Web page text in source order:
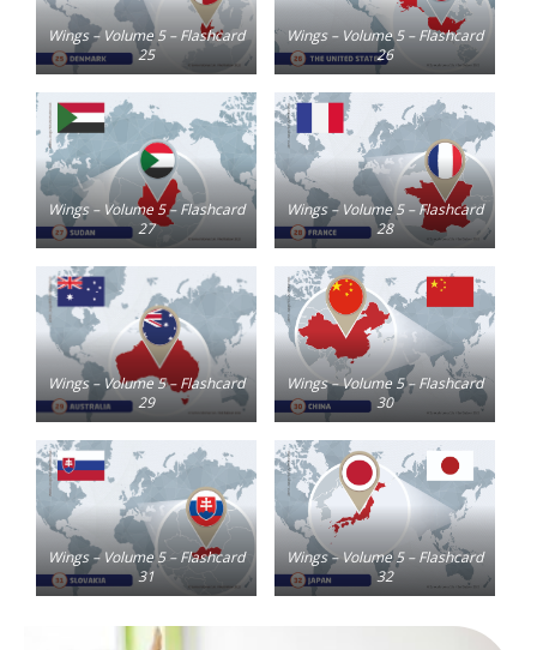
Wings – Volume 5 – Flashcard
25
Wings – Volume 5 – Flashcard
26
Wings – Volume 5 – Flashcard
27
Wings – Volume 5 – Flashcard
28
Wings – Volume 5 – Flashcard
29
Wings – Volume 5 – Flashcard
30
Wings – Volume 5 – Flashcard
31
Wings – Volume 5 – Flashcard
32